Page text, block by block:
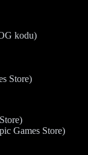
kodu)
Store)
Games Store)